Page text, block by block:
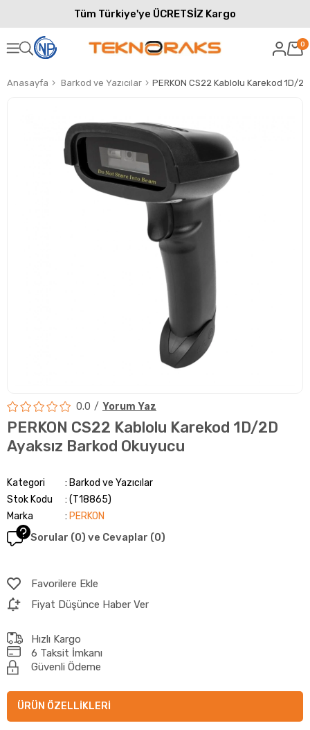
Tüm Türkiye'ye ÜCRETSİZ Kargo
0
Anasayfa Barkod ve Yazıcılar
0.0 Yorum Yaz
PERKON CS22 Kablolu Karekod 1D/2D
Ayaksız Barkod Okuyucu
Kategori
Barkod ve Yazıcılar
Stok Kodu
(T18865)
Marka
: PERKON
Sorular (0) ve Cevaplar (0)
Favorilere Ekle
Fiyat Düşünce Haber Ver
Hızlı Kargo
6 Taksit İmkanı
Güvenli Ödeme
ÜRÜN ÖZELLIKLERI